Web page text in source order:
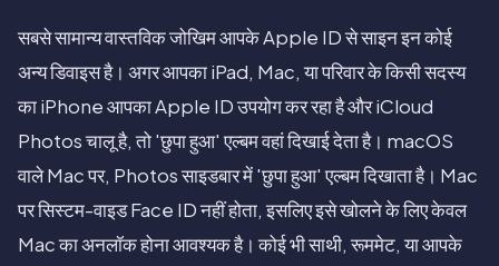
सबसे सामान्य वास्तविक जोखिम आपके Apple ID से साइन इन कोई
अन्य डिवाइस है। अगर आपका iPad, Mac, या परिवार के किसी सदस्य
का iPhone आपका Apple ID उपयोग कर रहा है और iCloud
Photos चालू है, तो 'छुपा हुआ' एल्बम वहां दिखाई देता है। macOS
वाले Mac पर, Photos साइडबार में 'छुपा हुआ' एल्बम दिखाता है। Mac
पर सिस्टम-वाइड Face ID नहीं होता, इसलिए इसे खोलने के लिए केवल
Mac का अनलॉक होना आवश्यक है। कोई भी साथी, रूममेट, या आपके